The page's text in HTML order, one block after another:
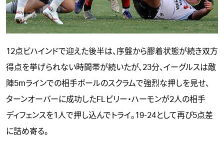
12点ビハインドで迎えた後半は、序盤から膠着状態が続き双方
得点を挙げられない時間帯が続いたが、23分、イーグルスは敵
陣5mラインでの相手ボールのスクラムで強烈な押しを見せ、
ターンオーバーに成功したFLビリー・ハーモンが2人の相手
ディフェンスを1人で押し込んでトライ。19-24として再び5点差
に詰め寄る。